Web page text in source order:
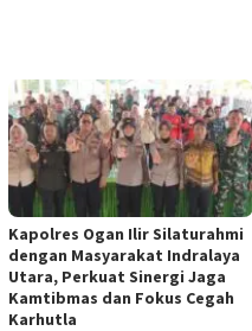
Kapolres Ogan Ilir Silaturahmi
dengan Masyarakat Indralaya
Utara, Perkuat Sinergi Jaga
Kamtibmas dan Fokus Cegah
Karhutla